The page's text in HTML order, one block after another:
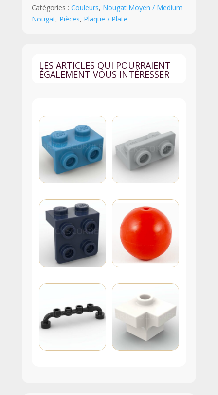
-
3023
Catégories : Couleurs, Nougat Moyen / Medium
Nougat, Pièces, Plaque / Plate
LES ARTICLES QUI POURRAIENT
ÉGALEMENT VOUS INTÉRESSER